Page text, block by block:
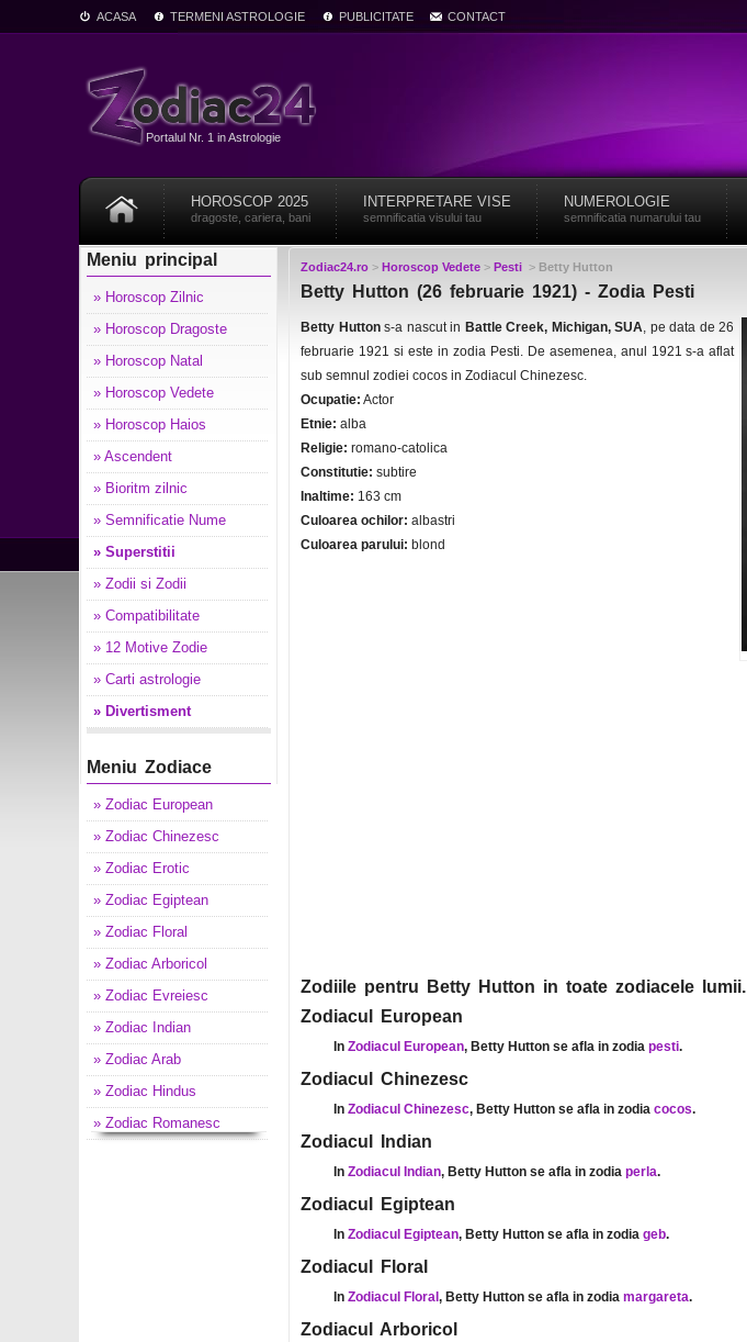
ACASA TERMENI ASTROLOGIE PUBLICITATE CONTACT
Portalul Nr. 1 in Astrologie
HOROSCOP 2025
dragoste, cariera, bani
INTERPRETARE VISE
semnificatia visului tau
NUMEROLOGIE
semnificatia numarului tau
Meniu principal
» Horoscop Zilnic
» Horoscop Dragoste
» Horoscop Natal
» Horoscop Vedete
» Horoscop Haios
» Ascendent
» Bioritm zilnic
» Semnificatie Nume
» Superstitii
» Zodii si Zodii
» Compatibilitate
» 12 Motive Zodie
» Carti astrologie
» Divertisment
Meniu Zodiace
» Zodiac European
» Zodiac Chinezesc
» Zodiac Erotic
» Zodiac Egiptean
» Zodiac Floral
» Zodiac Arboricol
» Zodiac Evreiesc
» Zodiac Indian
» Zodiac Arab
» Zodiac Hindus
» Zodiac Romanesc
Zodiac24.ro > Horoscop Vedete > Pesti > Betty Hutton
Betty Hutton (26 februarie 1921) - Zodia Pesti
Betty Huttons-a nascut in Battle Creek, Michigan, SUA, pe data de 26
februarie 1921 si este in zodia Pesti. De asemenea, anul 1921 s-a aflat
sub semnul zodiei cocos in Zodiacul Chinezesc.
Ocupatie: Actor
Etnie: alba
Religie: romano-catolica
Constitutie: subtire
Inaltime: 163 cm
Culoarea ochilor: albastri
Culoarea parului: blond
Zodiile pentru Betty Hutton in toate zodiacele lumii.
Zodiacul European
In Zodiacul European, Betty Hutton se afla in zodia pesti.
Zodiacul Chinezesc
In Zodiacul Chinezesc, Betty Hutton se afla in zodia cocos.
Zodiacul Indian
In Zodiacul Indian, Betty Hutton se afla in zodia perla.
Zodiacul Egiptean
In Zodiacul Egiptean, Betty Hutton se afla in zodia geb.
Zodiacul Floral
In Zodiacul Floral, Betty Hutton se afla in zodia margareta.
Zodiacul Arboricol